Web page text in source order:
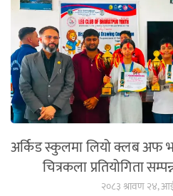
अर्किड स्कुलमा लियो क्लब अफ
चित्रकला प्रतियोगिता
२०८३ श्रावण २४,